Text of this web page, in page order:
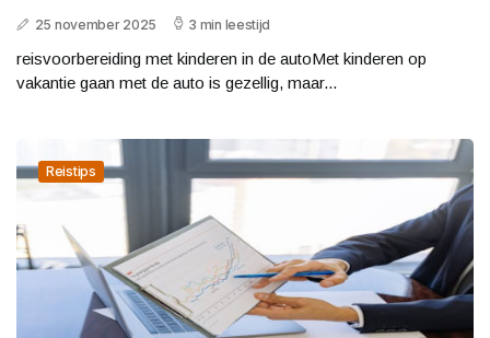
25 november 2025 3 min leestijd
reisvoorbereiding met kinderen in de autoMet kinderen op
vakantie gaan met de auto is gezellig, maar...
Reistips